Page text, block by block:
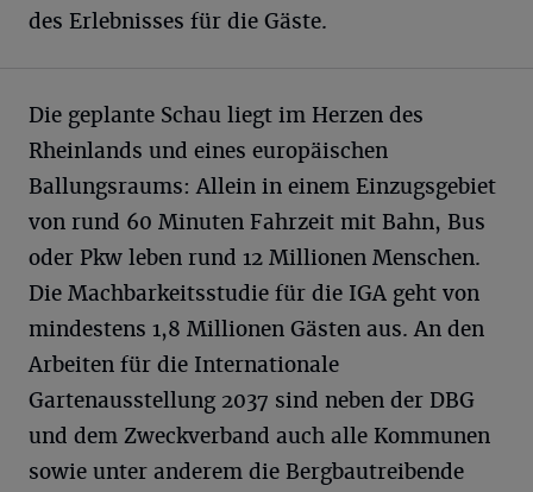
des Erlebnisses für die Gäste.
Die geplante Schau liegt im Herzen des
Rheinlands und eines europäischen
Ballungsraums: Allein in einem Einzugsgebiet
von rund 60 Minuten Fahrzeit mit Bahn, Bus
oder Pkw leben rund 12 Millionen Menschen.
Die Machbarkeitsstudie für die IGA geht von
mindestens 1,8 Millionen Gästen aus. An den
Arbeiten für die Internationale
Gartenausstellung 2037 sind neben der DBG
und dem Zweckverband auch alle Kommunen
sowie unter anderem die Bergbautreibende